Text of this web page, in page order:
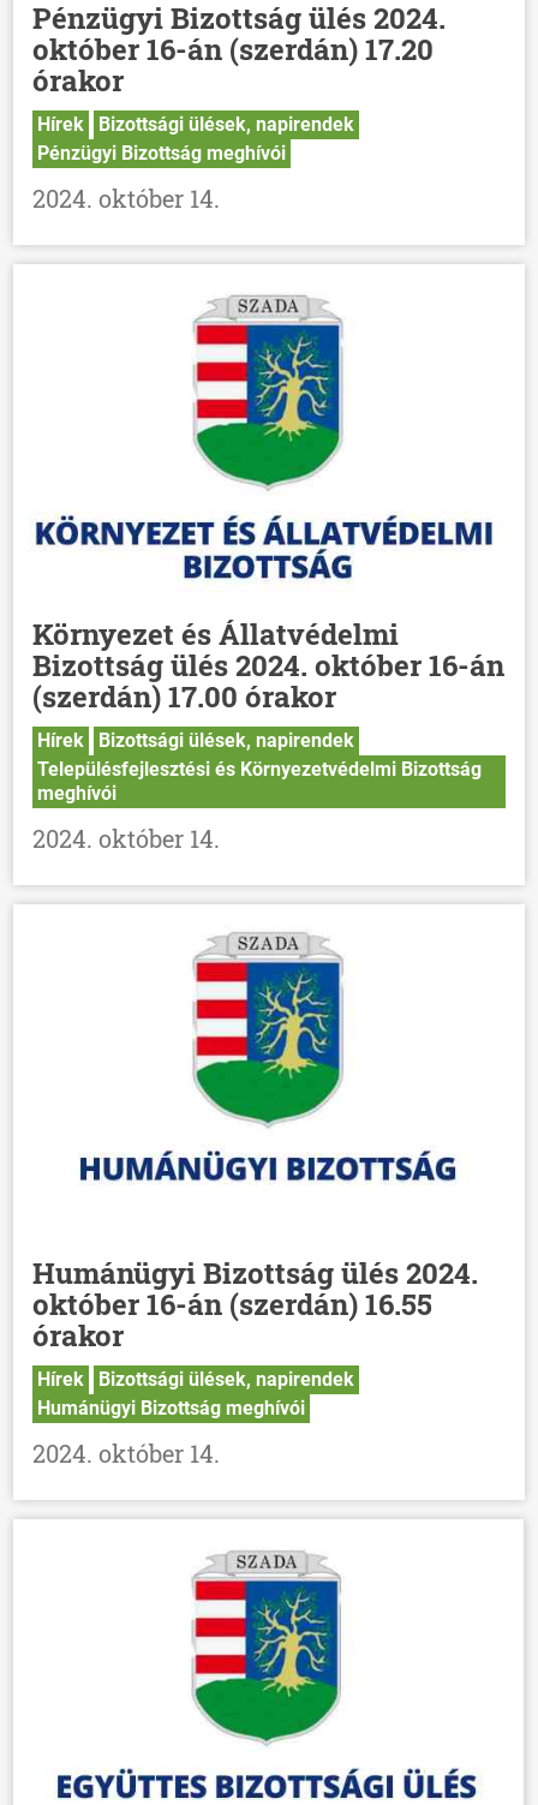
HÍREK
VÁLASZTÁSOK
Pénzügyi Bizottság ülés 2024.
október 16-án (szerdán) 17.20
órakor
Hírek
Bizottsági ülések, napirendek
Pénzügyi Bizottság meghívói
2024. október 14.
Környezet és Állatvédelmi
Bizottság ülés 2024. október 16-án
(szerdán) 17.00 órakor
Hírek
Bizottsági ülések, napirendek
Településfejlesztési és Környezetvédelmi Bizottság
meghívói
2024. október 14.
Humánügyi Bizottság ülés 2024.
október 16-án (szerdán) 16.55
órakor
Hírek
Bizottsági ülések, napirendek
Humánügyi Bizottság meghívói
2024. október 14.